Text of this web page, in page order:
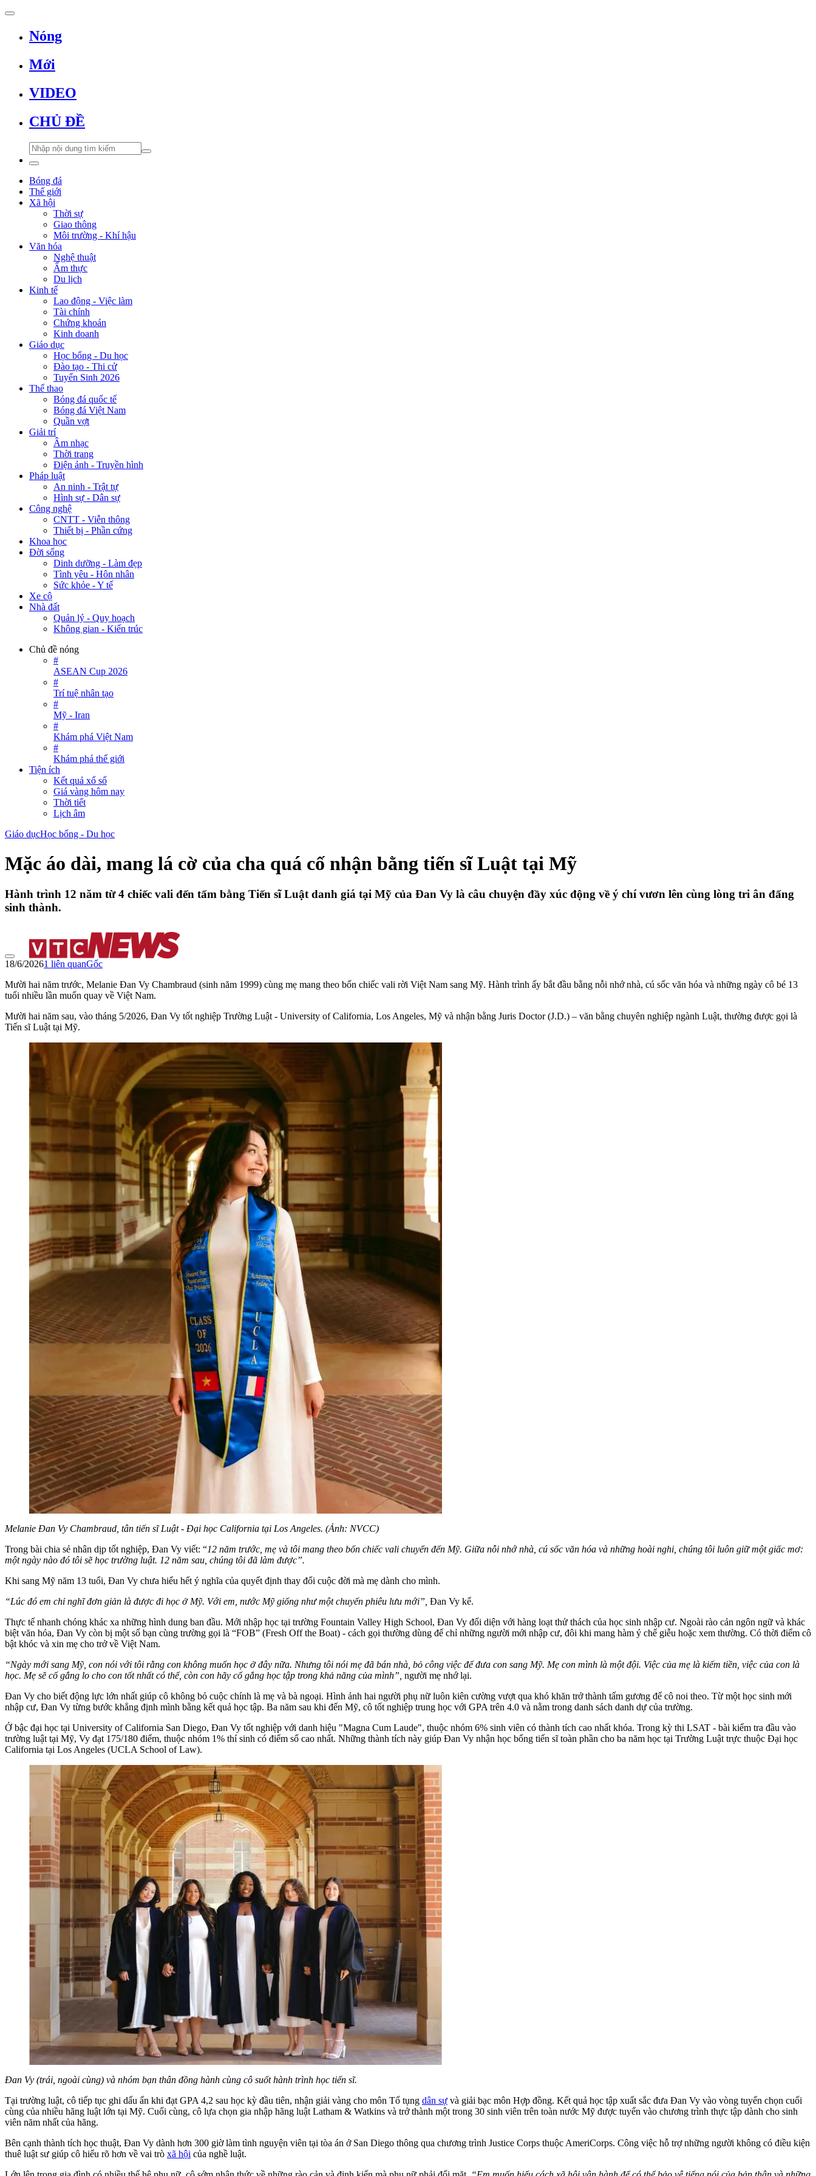
Nóng
Mới
VIDEO
CHỦ ĐỀ
Bóng đá
Thế giới
Xã hội
Thời sự
Giao thông
Môi trường - Khí hậu
Văn hóa
Nghệ thuật
Ẩm thực
Du lịch
Kinh tế
Lao động - Việc làm
Tài chính
Chứng khoán
Kinh doanh
Giáo dục
Học bổng - Du học
Đào tạo - Thi cử
Tuyển Sinh 2026
Thể thao
Bóng đá quốc tế
Bóng đá Việt Nam
Quần vợt
Giải trí
Âm nhạc
Thời trang
Điện ảnh - Truyền hình
Pháp luật
An ninh - Trật tự
Hình sự - Dân sự
Công nghệ
CNTT - Viễn thông
Thiết bị - Phần cứng
Khoa học
Đời sống
Dinh dưỡng - Làm đẹp
Tình yêu - Hôn nhân
Sức khỏe - Y tế
Xe cộ
Nhà đất
Quản lý - Quy hoạch
Không gian - Kiến trúc
Chủ đề nóng
#
ASEAN Cup 2026
#
Trí tuệ nhân tạo
#
Mỹ - Iran
#
Khám phá Việt Nam
#
Khám phá thế giới
Tiện ích
Kết quả xổ số
Giá vàng hôm nay
Thời tiết
Lịch âm
Giáo dụcHọc bổng - Du học
Mặc áo dài, mang lá cờ của cha quá cố nhận bằng tiến sĩ Luật tại Mỹ
Hành trình 12 năm từ 4 chiếc vali đến tấm bằng Tiến sĩ Luật danh giá tại Mỹ của Đan Vy là câu chuyện đầy xúc động về ý chí vươn lên cùng lòng tri ân đấng
sinh thành.
18/6/20261 liên quanGốc
Mười hai năm trước, Melanie Đan Vy Chambraud (sinh năm 1999) cùng mẹ mang theo bốn chiếc vali rời Việt Nam sang Mỹ. Hành trình ấy bắt đầu bằng nỗi nhớ nhà, cú sốc văn hóa và những ngày cô bé 13
tuổi nhiều lần muốn quay về Việt Nam.
Mười hai năm sau, vào tháng 5/2026, Đan Vy tốt nghiệp Trường Luật - University of California, Los Angeles, Mỹ và nhận bằng Juris Doctor (J.D.) – văn bằng chuyên nghiệp ngành Luật, thường được gọi là
Tiến sĩ Luật tại Mỹ.
Melanie Đan Vy Chambraud, tân tiến sĩ Luật - Đại học California tại Los Angeles. (Ảnh: NVCC)
Trong bài chia sẻ nhân dịp tốt nghiệp, Đan Vy viết: “12 năm trước, mẹ và tôi mang theo bốn chiếc vali chuyển đến Mỹ. Giữa nỗi nhớ nhà, cú sốc văn hóa và những hoài nghi, chúng tôi luôn giữ một giấc mơ:
một ngày nào đó tôi sẽ học trường luật. 12 năm sau, chúng tôi đã làm được”.
Khi sang Mỹ năm 13 tuổi, Đan Vy chưa hiểu hết ý nghĩa của quyết định thay đổi cuộc đời mà mẹ dành cho mình.
“Lúc đó em chỉ nghĩ đơn giản là được đi học ở Mỹ. Với em, nước Mỹ giống như một chuyến phiêu lưu mới”, Đan Vy kể.
Thực tế nhanh chóng khác xa những hình dung ban đầu. Mới nhập học tại trường Fountain Valley High School, Đan Vy đối diện với hàng loạt thử thách của học sinh nhập cư. Ngoài rào cản ngôn ngữ và khác
biệt văn hóa, Đan Vy còn bị một số bạn cùng trường gọi là “FOB” (Fresh Off the Boat) - cách gọi thường dùng để chỉ những người mới nhập cư, đôi khi mang hàm ý chế giễu hoặc xem thường. Có thời điểm cô
bật khóc và xin mẹ cho trở về Việt Nam.
“Ngày mới sang Mỹ, con nói với tôi rằng con không muốn học ở đây nữa. Nhưng tôi nói mẹ đã bán nhà, bỏ công việc để đưa con sang Mỹ. Mẹ con mình là một đội. Việc của mẹ là kiếm tiền, việc của con là
học. Mẹ sẽ cố gắng lo cho con tốt nhất có thể, còn con hãy cố gắng học tập trong khả năng của mình”, người mẹ nhớ lại.
Đan Vy cho biết động lực lớn nhất giúp cô không bỏ cuộc chính là mẹ và bà ngoại. Hình ảnh hai người phụ nữ luôn kiên cường vượt qua khó khăn trở thành tấm gương để cô noi theo. Từ một học sinh mới
nhập cư, Đan Vy từng bước khẳng định mình bằng kết quả học tập. Ba năm sau khi đến Mỹ, cô tốt nghiệp trung học với GPA trên 4.0 và nằm trong danh sách danh dự của trường.
Ở bậc đại học tại University of California San Diego, Đan Vy tốt nghiệp với danh hiệu "Magna Cum Laude", thuộc nhóm 6% sinh viên có thành tích cao nhất khóa. Trong kỳ thi LSAT - bài kiểm tra đầu vào
trường luật tại Mỹ, Vy đạt 175/180 điểm, thuộc nhóm 1% thí sinh có điểm số cao nhất. Những thành tích này giúp Đan Vy nhận học bổng tiến sĩ toàn phần cho ba năm học tại Trường Luật trực thuộc Đại học
California tại Los Angeles (UCLA School of Law).
Đan Vy (trái, ngoài cùng) và nhóm bạn thân đồng hành cùng cô suốt hành trình học tiến sĩ.
Tại trường luật, cô tiếp tục ghi dấu ấn khi đạt GPA 4,2 sau học kỳ đầu tiên, nhận giải vàng cho môn Tố tụng dân sự và giải bạc môn Hợp đồng. Kết quả học tập xuất sắc đưa Đan Vy vào vòng tuyển chọn cuối
cùng của nhiều hãng luật lớn tại Mỹ. Cuối cùng, cô lựa chọn gia nhập hãng luật Latham & Watkins và trở thành một trong 30 sinh viên trên toàn nước Mỹ được tuyển vào chương trình thực tập dành cho sinh
viên năm nhất của hãng.
Bên cạnh thành tích học thuật, Đan Vy dành hơn 300 giờ làm tình nguyện viên tại tòa án ở San Diego thông qua chương trình Justice Corps thuộc AmeriCorps. Công việc hỗ trợ những người không có điều kiện
thuê luật sư giúp cô hiểu rõ hơn về vai trò xã hội của nghề luật.